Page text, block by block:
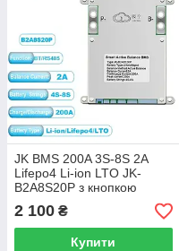
JK BMS 200A 3S-8S 2A
Lifepo4 Li-ion LTO JK-
B2A8S20P з кнопкою
JiKong
2 100 ₴
Купити